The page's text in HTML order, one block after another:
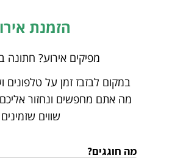
הזמנת
מפיקים אירוע? חתונה
במקום לבזבז זמן על טלפונים
מה אתם מחפשים ונחזור
שווים
מה חוגגים?